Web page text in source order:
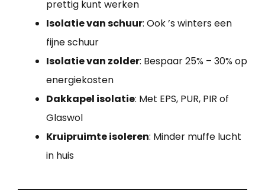
prettig kunt werken
Isolatie van schuur: Ook ’s winters een
fijne schuur
Isolatie van zolder: Bespaar 25% – 30% op
energiekosten
Dakkapel isolatie: Met EPS, PUR, PIR of
Glaswol
Kruipruimte isoleren: Minder muffe lucht
in huis